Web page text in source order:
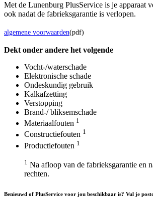
Met de Lunenburg PlusService is je apparaat
ook nadat de fabrieksgarantie is verlopen.
algemene voorwaarden(pdf)
Dekt onder andere het volgende
Vocht-/waterschade
Elektronische schade
Ondeskundig gebruik
Kalkafzetting
Verstopping
Brand-/ bliksemschade
Materiaalfouten 1
Constructiefouten 1
Productiefouten 1
1 Na afloop van de fabrieksgarantie en
rechten.
Benieuwd of PlusService voor jou beschikbaar is? Vul je